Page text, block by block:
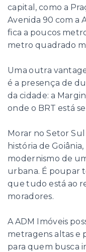
capital, como a
Avenida 90 com a
fica a poucos
metro quadrado
Uma outra
é a presença de
da cidade: a
onde o BRT está
Morar no Setor
história de
modernismo de
urbana. É poupar
que tudo está ao
moradores.
A ADM Imóveis
metragens altas e
para quem busca